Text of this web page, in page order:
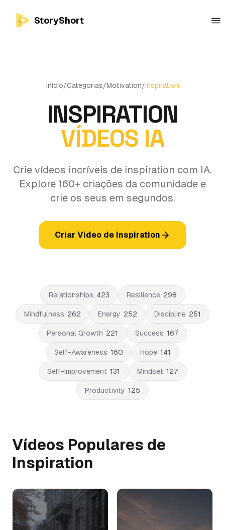
StoryShort
Início/Categorias/Motivation/Inspiration
INSPIRATION
VÍDEOS IA
Crie vídeos incríveis de inspiration com IA.
Explore 160+ criações da comunidade e
crie os seus em segundos.
Criar Vídeo de Inspiration
Relationships 423 Resilience 298
Mindfulness 262 Energy 252 Discipline 251
Personal Growth 221 Success 167
Self-Awareness 160 Hope 141
Self-Improvement 131 Mindset 127
Productivity 125
Vídeos Populares de
Inspiration